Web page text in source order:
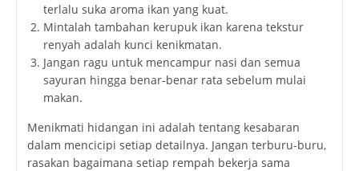
terlalu suka aroma ikan yang kuat.
Mintalah tambahan kerupuk ikan karena tekstur
renyah adalah kunci kenikmatan.
Jangan ragu untuk mencampur nasi dan semua
sayuran hingga benar-benar rata sebelum mulai
makan.
Menikmati hidangan ini adalah tentang kesabaran
dalam mencicipi setiap detailnya. Jangan terburu-buru,
rasakan bagaimana setiap rempah bekerja sama